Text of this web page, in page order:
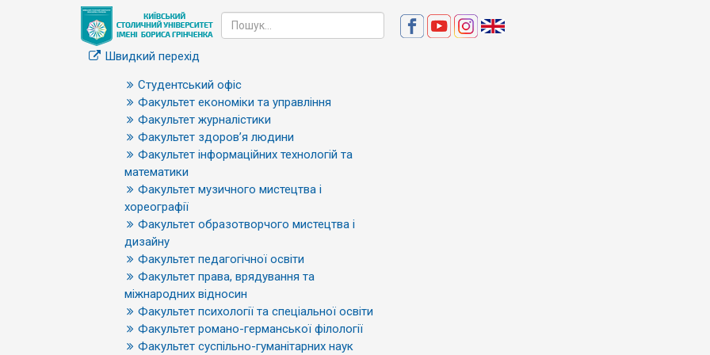
Швидкий перехід
Студентський офіс
Факультет економіки та управління
Факультет журналістики
Факультет здоров’я людини
Факультет інформаційних технологій та
математики
Факультет музичного мистецтва і
хореографії
Факультет образотворчого мистецтва і
дизайну
Факультет педагогічної освіти
Факультет права, врядування та
міжнародних відносин
Факультет психології та спеціальної освіти
Факультет романо-германської філології
Факультет суспільно-гуманітарних наук